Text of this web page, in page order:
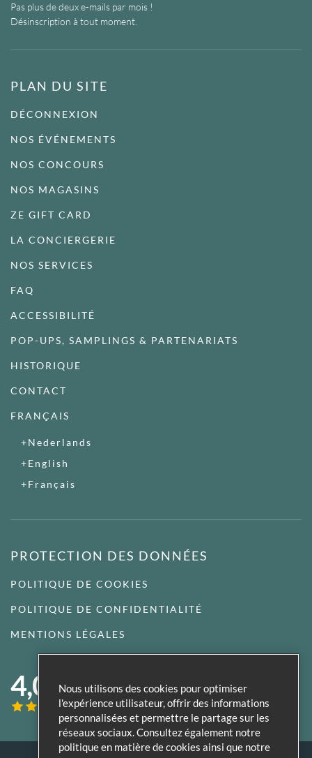
Pas plus de deux e-mails par mois !
Désinscription à tout moment.
PLAN DU SITE
DÉCONNEXION
NOS ÉVÉNEMENTS
NOS CONCOURS
NOS MAGASINS
ZE GIFT CARD
LA CONCIERGERIE
NOS SERVICES
FAQ
ACCESSIBILITÉ
POP-UPS, SAMPLINGS & PARTENARIATS
HISTORIQUE
CONTACT
FRANÇAIS
Nederlands
English
Français
PROTECTION DES DONNÉES
POLITIQUE DE COOKIES
POLITIQUE DE CONFIDENTIALITÉ
MENTIONS LÉGALES
4,0
Nous utilisons des cookies pour optimiser
l'expérience utilisateur, offrir des informations
personnalisées et permettre le partage sur les
réseaux sociaux. Consultez également notre
politique en matière de cookies ainsi que notre